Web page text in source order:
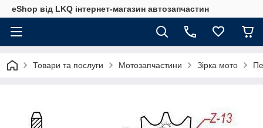
eShop від LKQ інтернет-магазин автозапчастин
Товари та послуги Мотозапчастини Зірка мото